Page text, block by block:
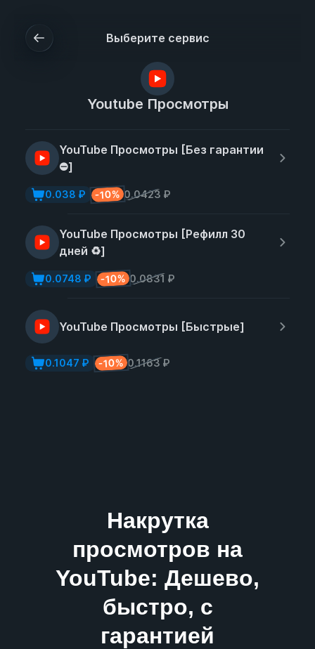
Выберите сервис
Youtube Просмотры
YouTube Просмотры [Без гарантии
⛔]
0.0423 ₽
-10%
0.038 ₽
YouTube Просмотры [Рефилл 30
дней ♻️]
0.0831 ₽
-10%
0.0748 ₽
YouTube Просмотры [Быстрые]
0.1163 ₽
-10%
0.1047 ₽
Накрутка
просмотров на
YouTube: Дешево,
быстро, с
гарантией